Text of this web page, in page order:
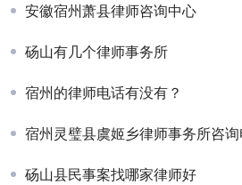
安徽宿州萧县律师咨询中心
砀山有几个律师事务所
宿州的律师电话有没有？
宿州灵璧县虞姬乡律师事务所咨
砀山县民事案找哪家律师好